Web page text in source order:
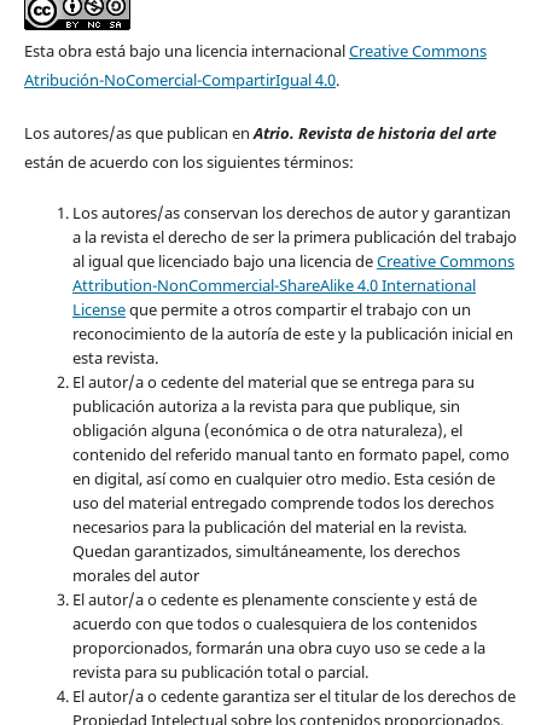
Esta obra está bajo una licencia internacionalCreative Commons
Atribución-NoComercial-CompartirIgual 4.0.
Los autores/as que publican enAtrio. Revista de historia del arte
están de acuerdo con los siguientes términos:
Los autores/as conservan los derechos de autor y garantizan
a la revista el derecho de ser la primera publicación del trabajo
al igual que licenciado bajo una licencia deCreative Commons
Attribution-NonCommercial-ShareAlike 4.0 International
Licenseque permite a otros compartir el trabajo con un
reconocimiento de la autoría de este y la publicación inicial en
esta revista.
El autor/a o cedente del material que se entrega para su
publicación autoriza a la revista para que publique, sin
obligación alguna (económica o de otra naturaleza), el
contenido del referido manual tanto en formato papel, como
en digital, así como en cualquier otro medio. Esta cesión de
uso del material entregado comprende todos los derechos
necesarios para la publicación del material en la revista.
Quedan garantizados, simultáneamente, los derechos
morales del autor
El autor/a o cedente es plenamente consciente y está de
acuerdo con que todos o cualesquiera de los contenidos
proporcionados, formarán una obra cuyo uso se cede a la
revista para su publicación total o parcial.
El autor/a o cedente garantiza ser el titular de los derechos de
Propiedad Intelectual sobre los contenidos proporcionados,